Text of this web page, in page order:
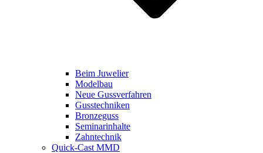
Beim Juwelier
Modelbau
Neue Gussverfahren
Gusstechniken
Bronzeguss
Seminarinhalte
Zahntechnik
Quick-Cast MMD